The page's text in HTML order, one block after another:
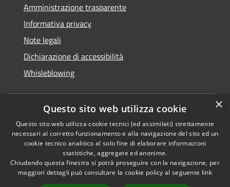
Amministrazione trasparente
Informativa privacy
Note legali
Dichiarazione di accessibilità
Whisleblowing
RSS
Accessibilità
Privacy
Cookie
Mappa del sito
Copyright © 2026 • Comune di
Foggia • Powered by
Municipium
Accesso
redazione
×
Questo sito web utilizza cookie
Questo sito web utilizza cookie tecnici (ed assimilati) strettamente
necessari al corretto funzionamento e alla navigazione del sito ed un
cookie tecnico analitico al solo fine di elaborare informazioni
statistiche, aggregate ed anonime.
Chiudendo questa finestra si potrà proseguire con la navigazione, per
maggiori dettagli può consultare la cookie policy al seguente link